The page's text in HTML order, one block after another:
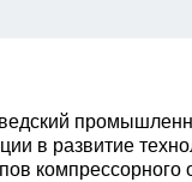
в развитие
компрессорного